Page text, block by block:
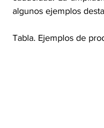
algunos ejemplos
Tabla. Ejemplos de